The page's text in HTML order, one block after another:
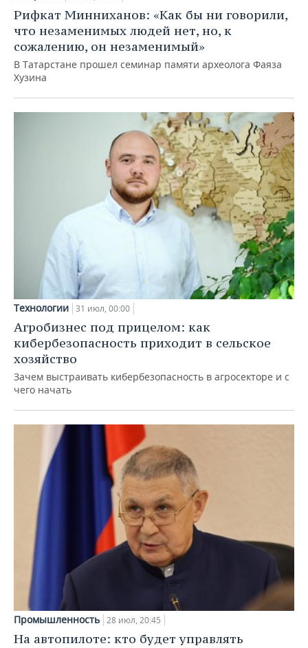
Рифкат Минниханов: «Как бы ни говорили,
что незаменимых людей нет, но, к
сожалению, он незаменимый»
В Татарстане прошел семинар памяти археолога Фаяза
Хузина
Технологии 31 июл, 00:00
Агробизнес под прицелом: как
кибербезопасность приходит в сельское
хозяйство
Зачем выстраивать кибербезопасность в агросекторе и с
чего начать
Промышленность 28 июл, 20:45
На автопилоте: кто будет управлять